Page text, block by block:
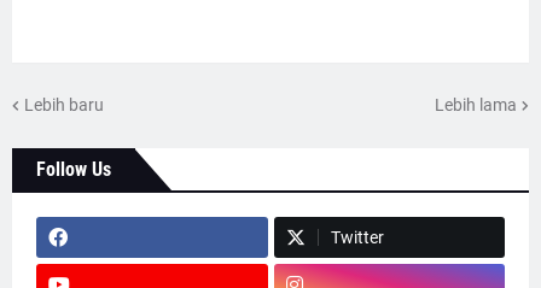
Lebih baru Lebih lama
Follow Us
Twitter